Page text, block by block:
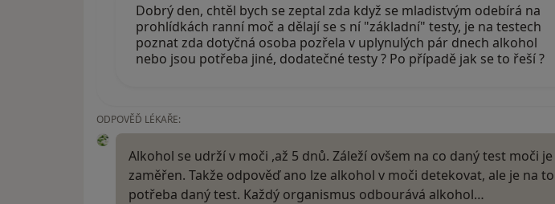
Dobrý den, chtěl bych se zeptal zda když se mladistvým odebírá na
prohlídkách ranní moč a dělají se s ní "základní" testy, je na testech
poznat zda dotyčná osoba pozřela v uplynulých pár dnech alkohol
nebo jsou potřeba jiné, dodatečné testy ? Po případě jak se to řeší ?
ODPOVĚĎ LÉKAŘE:
Alkohol se udrží v moči ,až 5 dnů. Záleží ovšem na co daný test moči je
zaměřen. Takže odpověď ano lze alkohol v moči detekovat, ale je na to
potřeba daný test. Každý organismus odbourává alkohol…